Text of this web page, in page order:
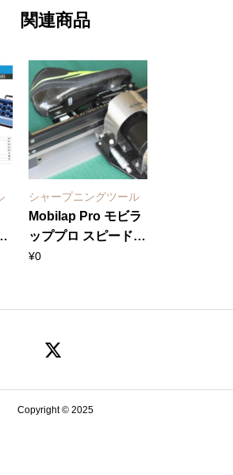
ン
ジ
グ
ポ
ー
タ
ブ
ル
プ
ロ
個
関連商品
シャープニングツール
Mobilap Pro モビラ
ッププロ スピードス
ケート用ロックマシ
¥0
Copyright © 2025